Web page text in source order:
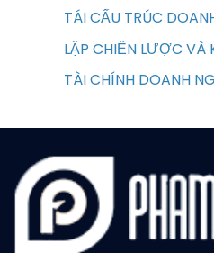
TÁI CẤU TRÚC
LẬP CHIẾN LƯỢC VÀ
TÀI CHÍNH DOANH